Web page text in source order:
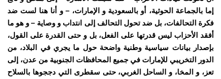
إما بالجماعة الحوثية، أو بالسعودية و الإمارات، – و أنا هنا لست ضد
فكرة التحالفات، بل ضد تحول التحالف إلى انتداب و وصاية – و هو ما
أفقد الأحزاب ليس قدرتها على الفعل، بل و حتى القدرة على القول،
بإصدار بيانات سياسية وطنية واضحة حول ما يجري في البلاد، من
الدور التخريبي للإمارات في جميع المحافظات الجنوبية من عدن، إلى
تعز، و المخا، و الساحل الغربي، حتى سقطرى التي دججوها بالسلاح